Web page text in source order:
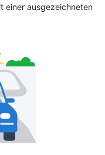
einer ausgezeichneten